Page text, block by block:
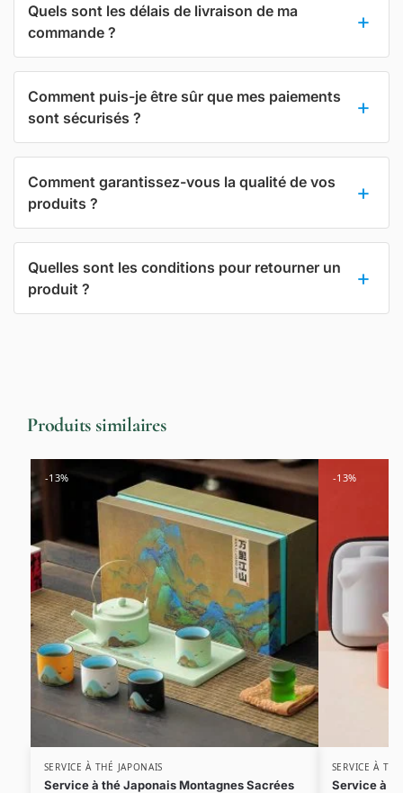
Quels sont les délais de livraison de ma
commande ?
Comment puis-je être sûr que mes paiements
sont sécurisés ?
Comment garantissez-vous la qualité de vos
produits ?
Quelles sont les conditions pour retourner un
produit ?
Produits similaires
-13%
SERVICE À THÉ JAPONAIS
Service à thé Japonais Montagnes Sacrées
-13%
SERVICE À
Service à